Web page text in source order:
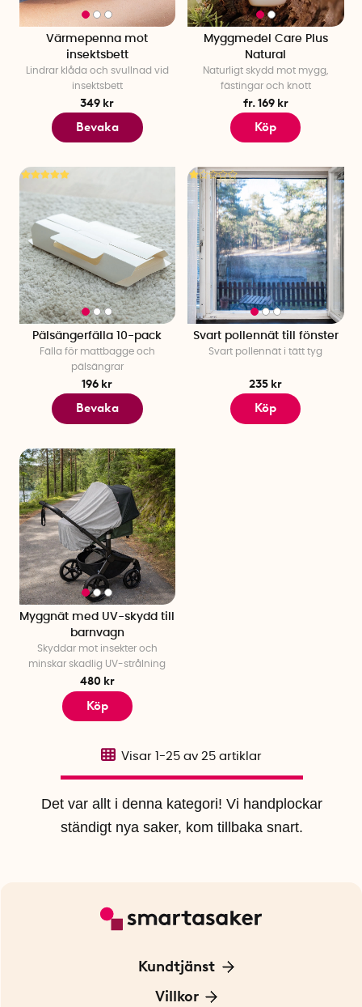
Värmepenna mot
insektsbett
Lindrar klåda och svullnad vid
insektsbett
349 kr
Bevaka
Myggmedel Care Plus
Natural
Naturligt skydd mot mygg,
fästingar och knott
fr. 169 kr
Köp
Pälsängerfälla 10-pack
Fälla för mattbagge och
pälsängrar
196 kr
Bevaka
Svart pollennät till fönster
Svart pollennät i tätt tyg
235 kr
Köp
Myggnät med UV-skydd till
barnvagn
Skyddar mot insekter och
minskar skadlig UV-strålning
480 kr
Köp
Det var allt i denna kategori! Vi handplockar
ständigt nya saker, kom tillbaka snart.
Visar 1-25 av 25 artiklar
Kundtjänst
Kontakta oss
Villkor